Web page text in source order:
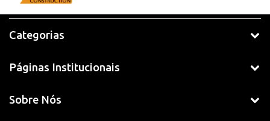
Categorias
Páginas Institucionais
Sobre Nós